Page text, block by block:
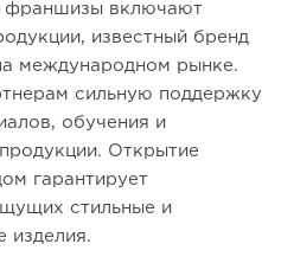
франшизы включают
известный бренд
международном рынке.
сильную поддержку
обучения и
Открытие
гарантирует
стильные и
изделия.